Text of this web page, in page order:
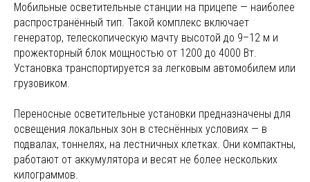
Мобильные осветительные станции на прицепе — наиболее
распространённый тип. Такой комплекс включает
генератор, телескопическую мачту высотой до 9–12 м и
прожекторный блок мощностью от 1200 до 4000 Вт.
Установка транспортируется за легковым автомобилем или
грузовиком.
Переносные осветительные установки предназначены для
освещения локальных зон в стеснённых условиях — в
подвалах, тоннелях, на лестничных клетках. Они компактны,
работают от аккумулятора и весят не более нескольких
килограммов.